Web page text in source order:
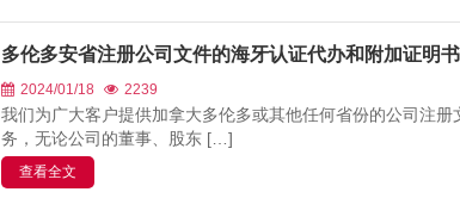
多伦多安省注册公司文件的海牙认证代办和附加证明
2024/01/18 2239
我们为广大客户提供加拿大多伦多或其他任何省份的公司注
务，无论公司的董事、股东 […]
查看全文